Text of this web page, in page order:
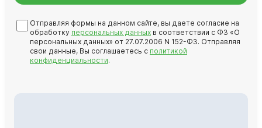
Отправляя формы на данном сайте, вы даете согласие на
обработку персональных данных в соответствии с ФЗ «О
персональных данных» от 27.07.2006 N 152-ФЗ. Отправляя
свои данные, Вы соглашаетесь с политикой
конфиденциальности.